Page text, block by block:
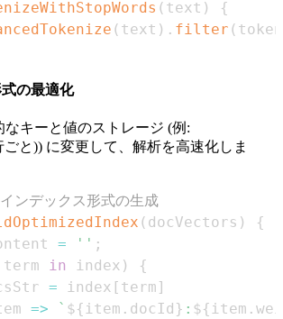
( text )
{
( text ) . filter ( token
の最適化
なキーと値のストレージ (例:
ごと)) に変更して、解析を高速化しま
ンデックス形式の生成
( docVectors )
{
= '' ;
term in index )
{
= index [ term ]
=> ` ${item . docId } : ${item .